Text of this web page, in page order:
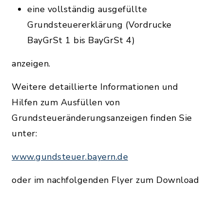
eine vollständig ausgefüllte
Grundsteuererklärung (Vordrucke
BayGrSt 1 bis BayGrSt 4)
anzeigen.
Weitere detaillierte Informationen und
Hilfen zum Ausfüllen von
Grundsteueränderungsanzeigen finden Sie
unter:
www.gundsteuer.bayern.de
oder im nachfolgenden Flyer zum Download